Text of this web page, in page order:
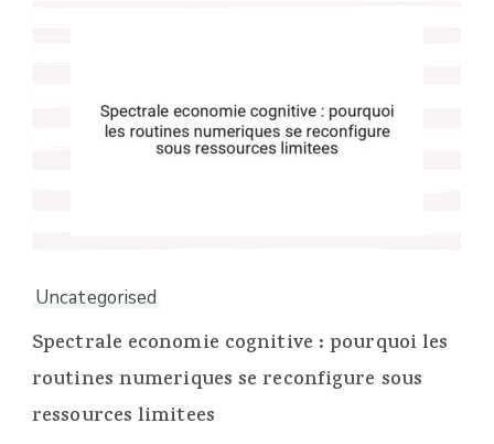
Uncategorised
Spectrale economie cognitive : pourquoi les
routines numeriques se reconfigure sous
ressources limitees